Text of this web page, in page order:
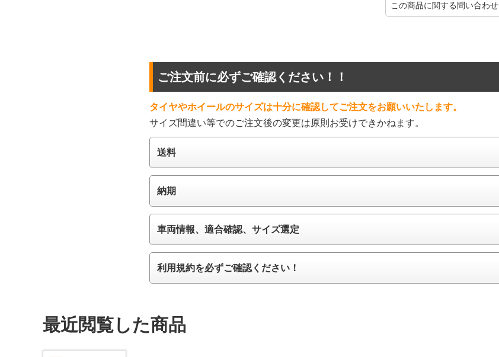
この商品に関する問い合わせ
ご注文前に必ずご確認ください！！
タイヤやホイールのサイズは十分に確認してご注文をお願いいたします。
サイズ間違い等でのご注文後の変更は原則お受けできかねます。
送料
納期
車両情報、適合確認、サイズ選定
利用規約を必ずご確認ください！
最近閲覧した商品